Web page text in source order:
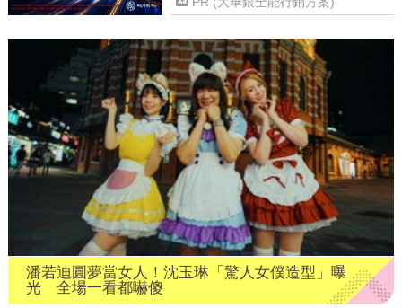
潘若迪圓夢當女人！沈玉琳「驚人女僕造型」曝
光 全場一看都嚇傻